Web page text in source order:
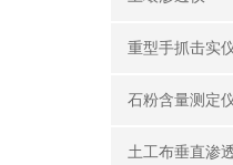
重型手抓击实
石粉含量测定
土工布垂直渗